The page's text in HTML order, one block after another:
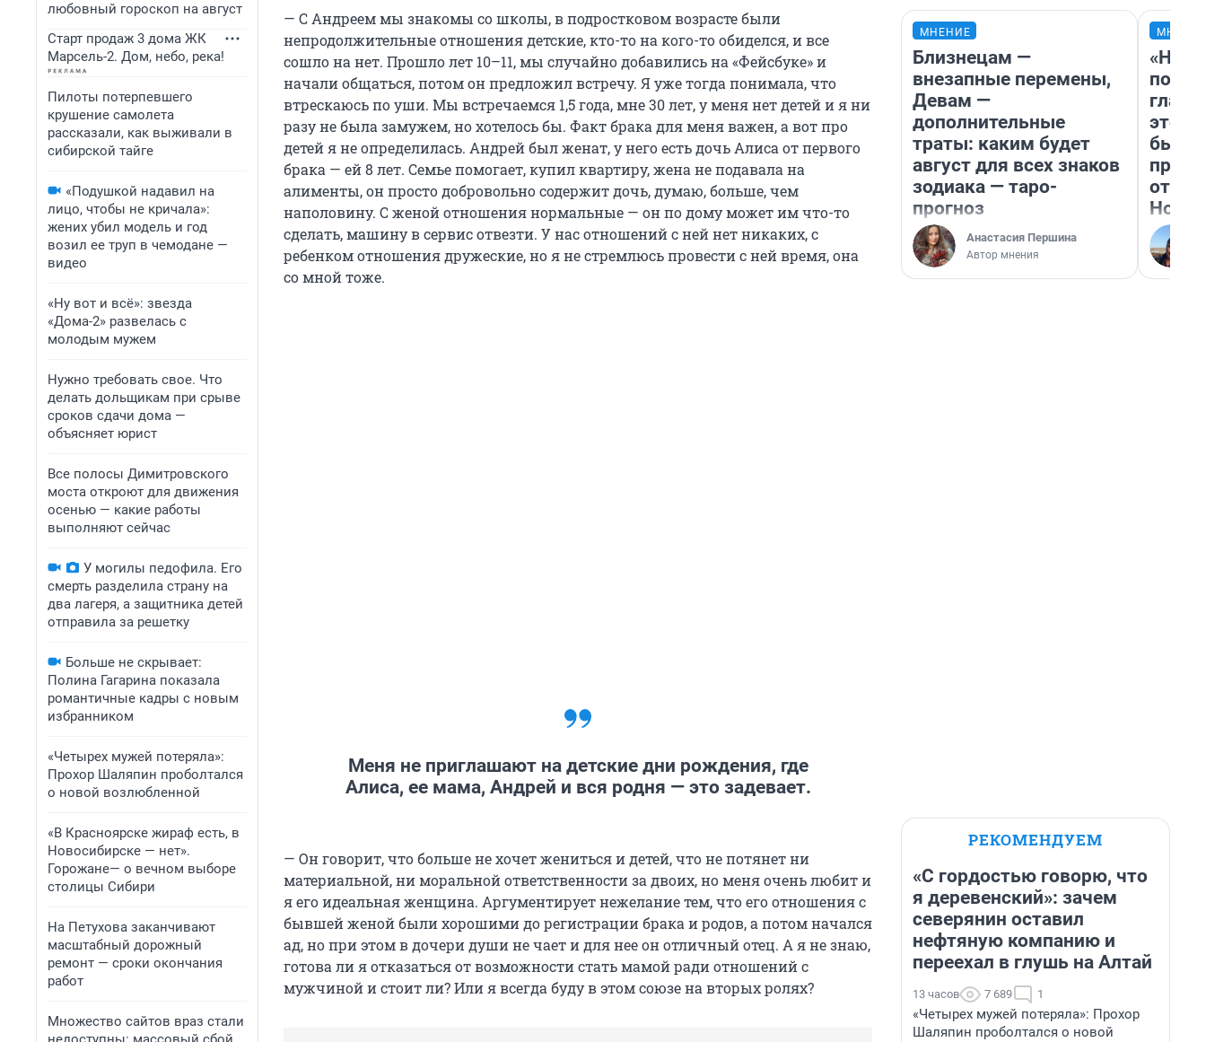
любовный гороскоп на август
Старт продаж 3 дома ЖК
Марсель-2. Дом, небо, река!
Пилоты потерпевшего
крушение самолета
рассказали, как выживали в
сибирской тайге
«Подушкой надавил на
лицо, чтобы не кричала»:
жених убил модель и год
возил ее труп в чемодане —
видео
«Ну вот и всё»: звезда
«Дома-2» развелась с
молодым мужем
Нужно требовать свое. Что
делать дольщикам при срыве
сроков сдачи дома —
объясняет юрист
Все полосы Димитровского
моста откроют для движения
осенью — какие работы
выполняют сейчас
У могилы педофила. Его
смерть разделила страну на
два лагеря, а защитника детей
отправила за решетку
Больше не скрывает:
Полина Гагарина показала
романтичные кадры с новым
избранником
«Четырех мужей потеряла»:
Прохор Шаляпин проболтался
о новой возлюбленной
«В Красноярске жираф есть, в
Новосибирске — нет».
Горожане— о вечном выборе
столицы Сибири
На Петухова заканчивают
масштабный дорожный
ремонт — сроки окончания
работ
Множество сайтов враз стали
— С Андреем мы знакомы со школы, в подростковом возрасте были
непродолжительные отношения детские, кто-то на кого-то обиделся, и все
сошло на нет. Прошло лет 10–11, мы случайно добавились на «Фейсбуке» и
начали общаться, потом он предложил встречу. Я уже тогда понимала, что
втрескаюсь по уши. Мы встречаемся 1,5 года, мне 30 лет, у меня нет детей и я ни
разу не была замужем, но хотелось бы. Факт брака для меня важен, а вот про
детей я не определилась. Андрей был женат, у него есть дочь Алиса от первого
брака — ей 8 лет. Семье помогает, купил квартиру, жена не подавала на
алименты, он просто добровольно содержит дочь, думаю, больше, чем
наполовину. С женой отношения нормальные — он по дому может им что-то
сделать, машину в сервис отвезти. У нас отношений с ней нет никаких, с
ребенком отношения дружеские, но я не стремлюсь провести с ней время, она
со мной тоже.
Меня не приглашают на детские дни рождения, где
Алиса, ее мама, Андрей и вся родня — это задевает.
— Он говорит, что больше не хочет жениться и детей, что не потянет ни
материальной, ни моральной ответственности за двоих, но меня очень любит и
я его идеальная женщина. Аргументирует нежелание тем, что его отношения с
бывшей женой были хорошими до регистрации брака и родов, а потом начался
ад, но при этом в дочери души не чает и для нее он отличный отец. А я не знаю,
готова ли я отказаться от возможности стать мамой ради отношений с
мужчиной и стоит ли? Или я всегда буду в этом союзе на вторых ролях?
МНЕНИЕ
Близнецам —
внезапные перемены,
Девам —
дополнительные
траты: каким будет
август для всех знаков
зодиака — таро-
прогноз
Анастасия Першина
Автор мнения
этого
бьет
РЕКОМЕНДУЕМ
«С гордостью говорю, что
я деревенский»: зачем
северянин оставил
нефтяную компанию и
переехал в глушь на Алтай
13 часов 7 689 1
«Четырех мужей потеряла»: Прохор
Шаляпин проболтался о новой